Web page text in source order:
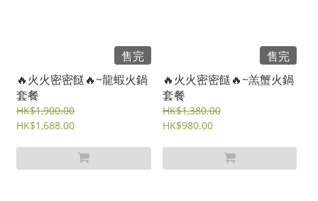
售完
🔥火火密密餸🔥~龍蝦火鍋
套餐
HK$1,900.00
HK$1,688.00
售完
🔥火火密密餸🔥~羔蟹火鍋
套餐
HK$1,380.00
HK$980.00